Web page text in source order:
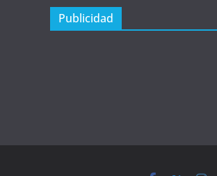
Publicidad